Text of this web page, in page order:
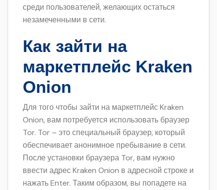
среди пользователей, желающих остаться
незамеченными в сети.
Как зайти на
маркетплейс Kraken
Onion
Для того чтобы зайти на маркетплейс Kraken
Onion, вам потребуется использовать браузер
Tor. Tor – это специальный браузер, который
обеспечивает анонимное пребывание в сети.
После установки браузера Tor, вам нужно
ввести адрес Kraken Onion в адресной строке и
нажать Enter. Таким образом, вы попадете на